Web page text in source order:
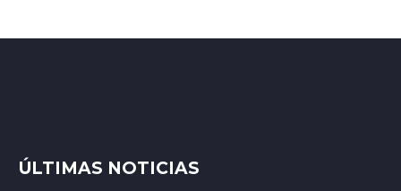
ÚLTIMAS NOTICIAS